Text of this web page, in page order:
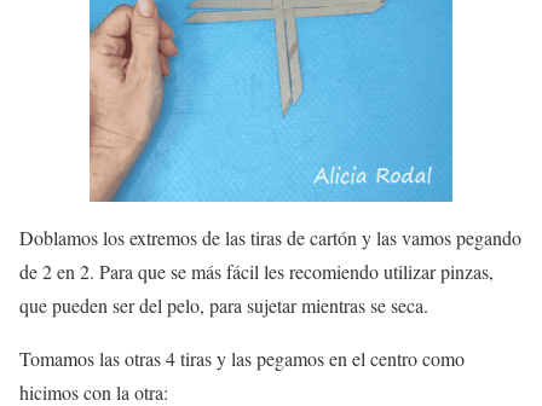
Doblamos los extremos de las tiras de cartón y las vamos pegando
de 2 en 2. Para que se más fácil les recomiendo utilizar pinzas,
que pueden ser del pelo, para sujetar mientras se seca.
Tomamos las otras 4 tiras y las pegamos en el centro como
hicimos con la otra: